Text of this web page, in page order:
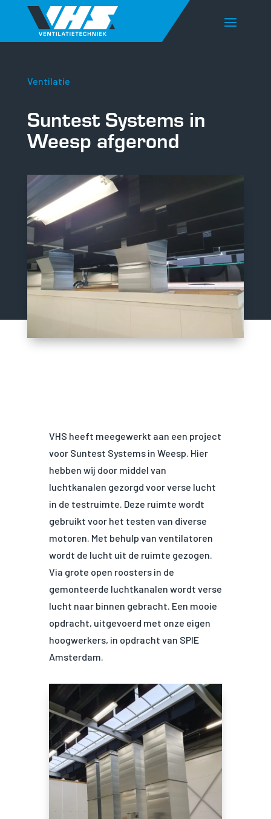
Ventilatie
Suntest Systems in
Weesp afgerond
VHS heeft meegewerkt aan een project
voor Suntest Systems in Weesp. Hier
hebben wij door middel van
luchtkanalen gezorgd voor verse lucht
in de testruimte. Deze ruimte wordt
gebruikt voor het testen van diverse
motoren. Met behulp van ventilatoren
wordt de lucht uit de ruimte gezogen.
Via grote open roosters in de
gemonteerde luchtkanalen wordt verse
lucht naar binnen gebracht. Een mooie
opdracht, uitgevoerd met onze eigen
hoogwerkers, in opdracht van SPIE
Amsterdam.